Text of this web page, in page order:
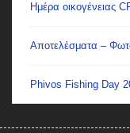
Ημέρα οικογένειας
Αποτελέσματα –
Phivos Fishing Day